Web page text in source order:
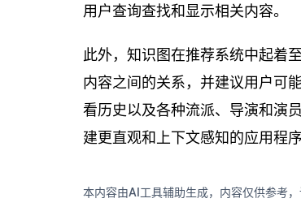
用户查询查找和显示相关内容。
此外，知识图在推荐系统中起着
内容之间的关系，并建议用户可
看历史以及各种流派、导演和演
建更直观和上下文感知的应用程
本内容由AI工具辅助生成，内容仅供参考